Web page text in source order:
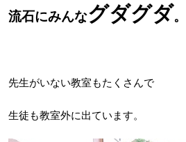
流石にみんなグダグダ。
先生がいない教室もたくさんで
生徒も教室外に出ています。